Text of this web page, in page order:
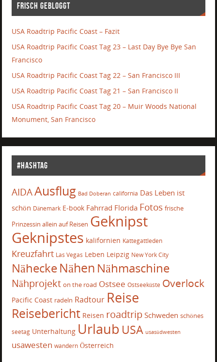
Frisch gebloggt
USA Roadtrip Pacific Coast – Fazit
USA Roadtrip Pacific Coast Tag 23 – Last Day Bye Bye San
Francisco
USA Roadtrip Pacific Coast Tag 22 – San Francisco III
USA Roadtrip Pacific Coast Tag 21 – San Francisco II
USA Roadtrip Pacific Coast Tag 20 – Muir Woods National
Monument, San Francisco
#Hashtag
AIDAAusflug Bad Doberan california Das Leben ist
schön Dänemark E-book Fahrrad Florida Fotos frische
Prinzessin allein auf Reisen Geknipst
Geknipstes kalifornien Kattegattleden
Kreuzfahrt Las Vegas Leben Leipzig New York City
NäheckeNähen Nähmaschine
Nähprojekt on the road Ostsee Ostseeküste Overlock
Pacific Coast radeln Radtour Reise
Reisebericht Reisen roadtrip Schweden schönes
seetag Unterhaltung Urlaub USA usasüdwesten
usawesten wandern Österreich